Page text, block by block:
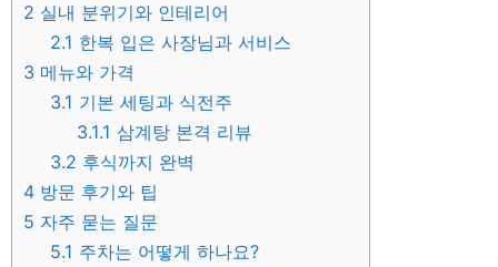
2 실내 분위기와 인테리어
2.1 한복 입은 사장님과 서비스
3 메뉴와 가격
3.1 기본 세팅과 식전주
3.1.1 삼계탕 본격 리뷰
3.2 후식까지 완벽
4 방문 후기와 팁
5 자주 묻는 질문
5.1 주차는 어떻게 하나요?